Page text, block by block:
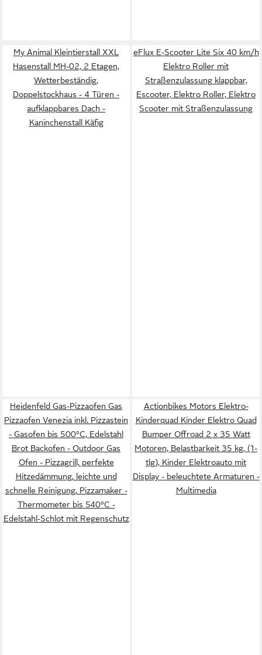
My Animal Kleintierstall XXL
Hasenstall MH-02, 2 Etagen,
Wetterbeständig,
Doppelstockhaus - 4 Türen -
aufklappbares Dach -
Kaninchenstall Käfig
eFlux E-Scooter Lite Six 40 km/h
Elektro Roller mit
Straßenzulassung klappbar,
Escooter, Elektro Roller, Elektro
Scooter mit Straßenzulassung
Heidenfeld Gas-Pizzaofen Gas
Pizzaofen Venezia inkl. Pizzastein
- Gasofen bis 500°C, Edelstahl
Brot Backofen - Outdoor Gas
Ofen - Pizzagrill, perfekte
Hitzedämmung, leichte und
schnelle Reinigung, Pizzamaker -
Thermometer bis 540°C -
Edelstahl-Schlot mit Regenschutz
Actionbikes Motors Elektro-
Kinderquad Kinder Elektro Quad
Bumper Offroad 2 x 35 Watt
Motoren, Belastbarkeit 35 kg, (1-
tlg), Kinder Elektroauto mit
Display - beleuchtete Armaturen -
Multimedia